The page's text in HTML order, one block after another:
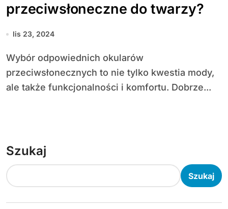
przeciwsłoneczne do twarzy?
lis 23, 2024
Wybór odpowiednich okularów
przeciwsłonecznych to nie tylko kwestia mody,
ale także funkcjonalności i komfortu. Dobrze...
Szukaj
Szukaj